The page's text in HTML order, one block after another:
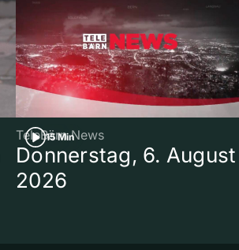
15 Min
TeleBärn News
Donnerstag, 6. August
2026